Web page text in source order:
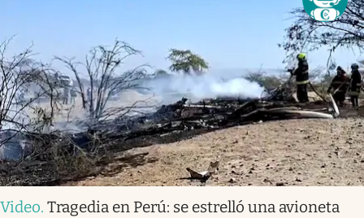
Video. Tragedia en Perú: se estrelló una avioneta